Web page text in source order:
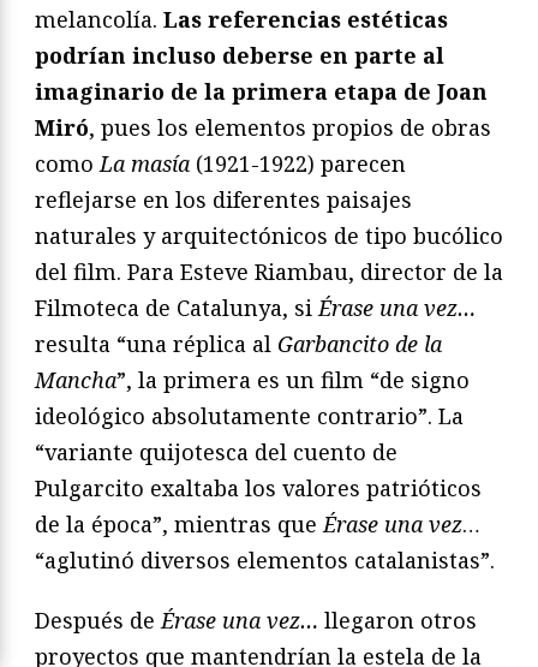
melancolía. Las referencias estéticas
podrían incluso deberse en parte al
imaginario de la primera etapa de Joan
Miró, pues los elementos propios de obras
comoLa masía (1921-1922) parecen
reflejarse en los diferentes paisajes
naturales y arquitectónicos de tipo bucólico
del film. Para Esteve Riambau, director de la
Filmoteca de Catalunya, siÉrase una vez…
resulta “una réplica al Garbancito de la
Mancha”, la primera es un film “de signo
ideológico absolutamente contrario”. La
“variante quijotesca del cuento de
Pulgarcito exaltaba los valores patrióticos
de la época”, mientras queÉrase una vez…
“aglutinó diversos elementos catalanistas”.
Después deÉrase una vez… llegaron otros
proyectos que mantendrían la estela de la